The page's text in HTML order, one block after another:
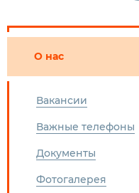
О нас
Вакансии
Важные телефоны
Документы
Фотогалерея